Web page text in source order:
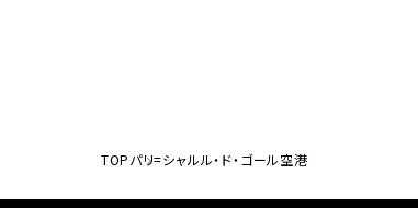
TOPパリ=シャルル・ド・ゴール空港